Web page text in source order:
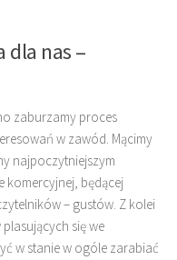
dla nas –
zaburzamy proces
w zawód. Mącimy
najpoczytniejszym
komercyjnej, będącej
– gustów. Z kolei
się we
w stanie w ogóle zarabiać